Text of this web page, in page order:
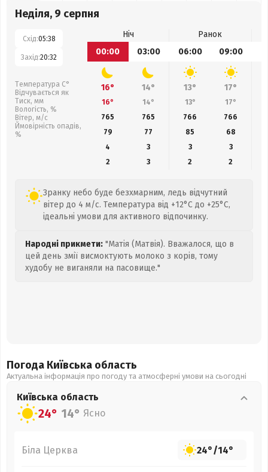
Неділя, 9 серпня
Схід:05:38
Захід:20:32
Температура С°
Відчувається як
Тиск, мм
Вологість, %
Вітер, м/с
Ймовірність опадів,
%
Ніч
Ранок
00:00
03:00 06:00 09:00
16° 14° 13° 17°
16° 14° 13° 17°
765
765 766 766
79
77 85 68
4
3 3
3
2
3 2 2
Зранку небо буде безхмарним, ледь відчутний
вітер до 4 м/с. Температура від +12°C до +25°C,
ідеальні умови для активного відпочинку.
Народні прикмети: "Матія (Матвія). Вважалося, що в
цей день змії висмоктують молоко з корів, тому
худобу не виганяли на пасовище."
Погода Київська область
Актуальна інформація про погоду та атмосферні умови на сьогодні
Київська область
24° 14° Ясно
Біла Церква 24°/14°